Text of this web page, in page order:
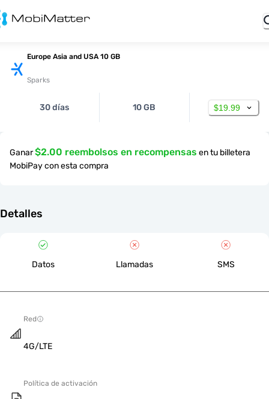
Europe Asia and USA 10 GB
Sparks
30 días 10 GB $19.99
Ganar$2.00 reembolsos en recompensas en tu billetera
MobiPay con esta compra
Detalles
Datos Llamadas SMS
Red
4G/LTE
Política de activación